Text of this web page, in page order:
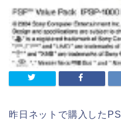
昨日ネットで購入した